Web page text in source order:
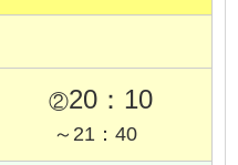
②20：10
～21：40